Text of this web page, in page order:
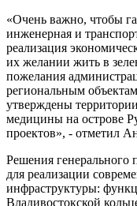
«Очень важно, чтобы
инженерная и
реализация
их желании жить в
пожелания
региональным
утверждены
медицины на острове
проектов», - отметил
Решения генерального
для реализации
инфраструктуры:
Владивостокской